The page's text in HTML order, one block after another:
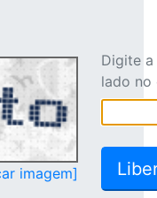
imagem]
Digite
lado no